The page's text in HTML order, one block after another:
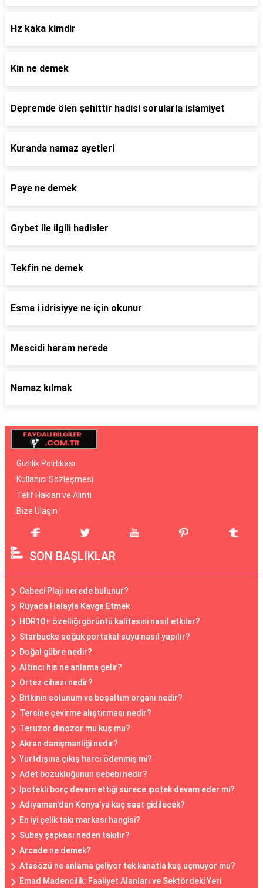
Hz kaka kimdir
Kin ne demek
Depremde ölen şehittir hadisi sorularla islamiyet
Kuranda namaz ayetleri
Paye ne demek
Gıybet ile ilgili hadisler
Tekfin ne demek
Esma i idrisiyye ne için okunur
Mescidi haram nerede
Namaz kılmak
Gizlilik Politikası
Kullanıcı Sözleşmesi
Telif Hakları ve Alıntı
Bize Ulaşın
SON BAŞLIKLAR
Cebeci Plajı nerede bulunur?
Rüyada Halayla Kavga Etmek
HDR10+ özelliği görüntü kalitesini nasıl etkiler?
Starbucks soğuk portakal suyu nasıl yapılır?
Doğal gübre nedir?
Altıncı his ne anlama gelir?
Ortez cihazı nedir?
Bitkinin solunum ve boşaltım organı nedir?
Tersine çevirme alıştırması nedir?
Teruzor dinozor mu kuş mu?
Akran danişmanliği nedir?
Yurtdışına çıkış harcı ödenmiş mi?
Adet bozukluğunun sebebi nedir?
İpotekli borç devam ettiği sürece ipotek devam eder mi?
Adıyaman'dan Konya'ya kaç saat gidilecek?
En iyi çelik takı markası hangisi?
Subay şapkası neden takılır?
Arcade ne demek?
Atasözü ne anlama geliyor tek kanatla kuş uçmuyor mu?
Emad Madencilik: Faaliyet Alanları ve Sektördeki Yeri